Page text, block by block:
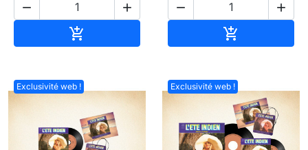
 

 

Exclusivité web ! Exclusivité web !